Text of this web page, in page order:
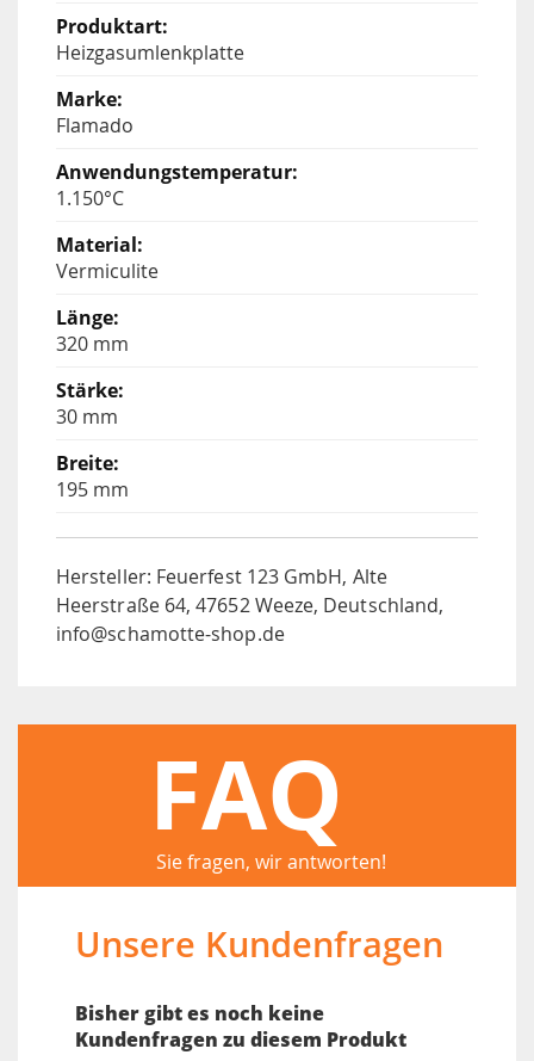
Heizgasumlenkplatte
Flamado
1.150°C
Vermiculite
320 mm
30 mm
195 mm
Hersteller: Feuerfest 123 GmbH, Alte
Heerstraße 64, 47652 Weeze, Deutschland,
info@schamotte-shop.de
FAQ
Sie fragen, wir antworten!
Unsere Kundenfragen
Bisher gibt es noch keine
Kundenfragen zu diesem Produkt